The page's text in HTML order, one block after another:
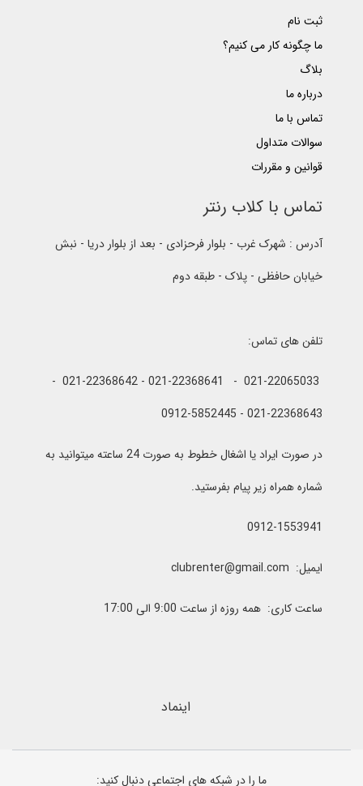
ثبت نام
ما چگونه کار می کنیم؟
بلاگ
درباره ما
تماس با ما
سوالات متداول
قوانین و مقررات
تماس با کلاب رنتر
آدرس : شهرک غرب - بلوار فرحزادی - بعد از بلوار دریا - نبش
خیابان حافظی - پلاک - طبقه دوم
تلفن های تماس:
021-22065033 - 021-22368641 - 021-22368642 -
021-22368643 - 0912-5852445
در صورت ایراد یا اشغال خطوط به صورت 24 ساعته میتوانید به
شماره همراه زیر پیام بفرستید.
0912-1553941
ایمیل: clubrenter@gmail.com
ساعت کاری: همه روزه از ساعت 9:00 الی 17:00
اینماد
ما را در شبکه های اجتماعی دنبال کنید: